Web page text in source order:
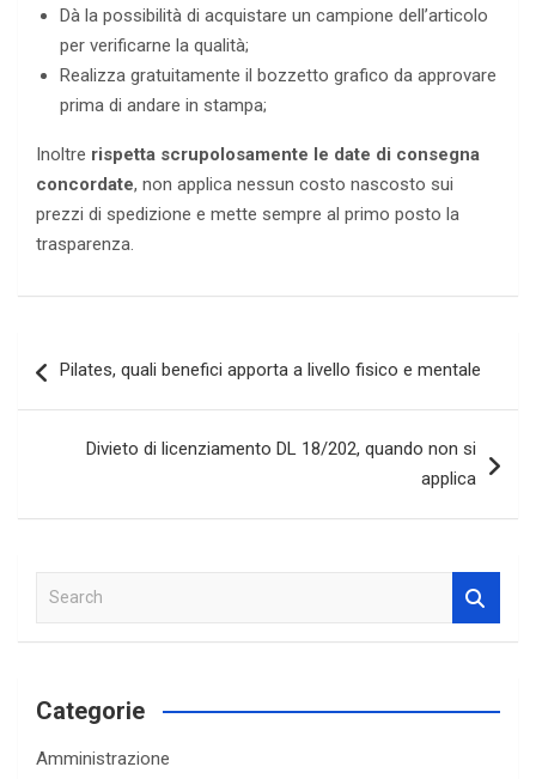
Dà la possibilità di acquistare un campione dell’articolo
per verificarne la qualità;
Realizza gratuitamente il bozzetto grafico da approvare
prima di andare in stampa;
Inoltre rispetta scrupolosamente le date di consegna
concordate, non applica nessun costo nascosto sui
prezzi di spedizione e mette sempre al primo posto la
trasparenza.
articoli
Pilates, quali benefici apporta a livello fisico e mentale
Divieto di licenziamento DL 18/202, quando non si
applica
a
c
Categorie
Amministrazione